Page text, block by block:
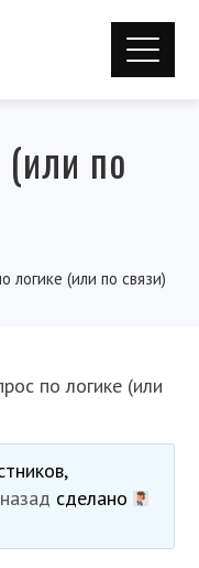
(или по
логике (или по связи)
по логике (или
сделано